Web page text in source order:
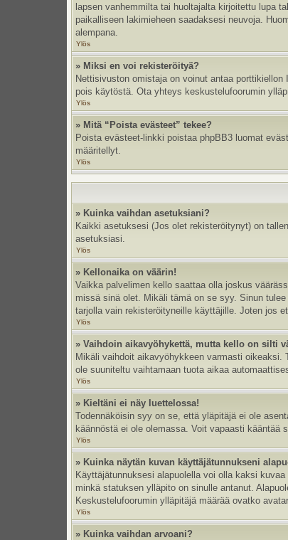
lapsen vanhemmilta tai huoltajalta kirjoitettu lupa
paikalliseen lakimieheen saadaksesi neuvoja.
alempana.
Ylös
» Miksi en voi rekisteröityä?
Nettisivuston omistaja on voinut antaa
pois käytöstä. Ota yhteys keskustelufoorumin
Ylös
» Mitä “Poista evästeet” tekee?
Poista evästeet-linkki poistaa phpBB3 luomat
määritellyt.
Ylös
» Kuinka vaihdan asetuksiani?
Kaikki asetuksesi (Jos olet rekisteröitynyt) on
asetuksiasi.
Ylös
» Kellonaika on väärin!
Vaikka palvelimen kello saattaa olla joskus
missä sinä olet. Mikäli tämä on se syy. Sinun
tarjolla vain rekisteröityneille käyttäjille. Joten jos
Ylös
» Vaihdoin aikavyöhykettä, mutta kello on silti
Mikäli vaihdoit aikavyöhykkeen varmasti
ole suuniteltu vaihtamaan tuota aikaa
Ylös
» Kieltäni ei näy luettelossa!
Todennäköisin syy on se, että yläpitäjä ei ole
käännöstä ei ole olemassa. Voit vapaasti
Ylös
» Kuinka näytän kuvan käyttäjätunnukseni
Käyttäjätunnuksesi alapuolella voi olla kaksi
minkä statuksen ylläpito on sinulle antanut.
Keskustelufoorumin ylläpitäjä määrää ovatko
Ylös
» Kuinka vaihdan arvoani?